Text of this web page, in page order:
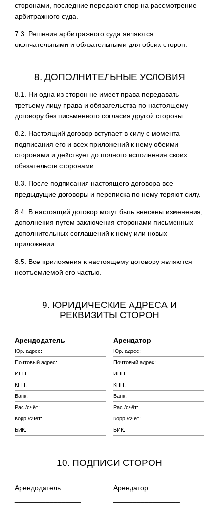
сторонами, последние передают спор на рассмотрение
арбитражного суда.
7.3. Решения арбитражного суда являются
окончательными и обязательными для обеих сторон.
8. ДОПОЛНИТЕЛЬНЫЕ УСЛОВИЯ
8.1. Ни одна из сторон не имеет права передавать
третьему лицу права и обязательства по настоящему
договору без письменного согласия другой стороны.
8.2. Настоящий договор вступает в силу с момента
подписания его и всех приложений к нему обеими
сторонами и действует до полного исполнения своих
обязательств сторонами.
8.3. После подписания настоящего договора все
предыдущие договоры и переписка по нему теряют силу.
8.4. В настоящий договор могут быть внесены изменения,
дополнения путем заключения сторонами письменных
дополнительных соглашений к нему или новых
приложений.
8.5. Все приложения к настоящему договору являются
неотъемлемой его частью.
9. ЮРИДИЧЕСКИЕ АДРЕСА И
РЕКВИЗИТЫ СТОРОН
Арендодатель
Юр. адрес:
Почтовый адрес:
ИНН:
КПП:
Банк:
Рас./счёт:
Корр./счёт:
БИК:
Арендатор
Юр. адрес:
Почтовый адрес:
ИНН:
КПП:
Банк:
Рас./счёт:
Корр./счёт:
БИК:
10. ПОДПИСИ СТОРОН
Арендодатель
Арендатор